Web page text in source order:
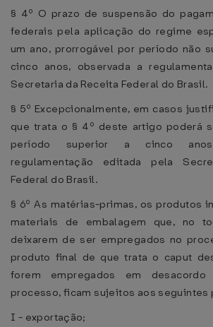
§ 4º O prazo de suspensão do
federais pela aplicação do regime
um ano, prorrogável por período não
cinco anos, observada a
Secretaria da Receita Federal do Brasil.
§ 5º Excepcionalmente, em casos
que trata o § 4º deste artigo poderá
período superior a cinco
regulamentação editada pela
Federal do Brasil.
§ 6º As matérias-primas, os produtos
materiais de embalagem que, no
deixarem de ser empregados no
produto final de que trata o caput
forem empregados em
processo, ficam sujeitos aos seguintes
I - exportação;